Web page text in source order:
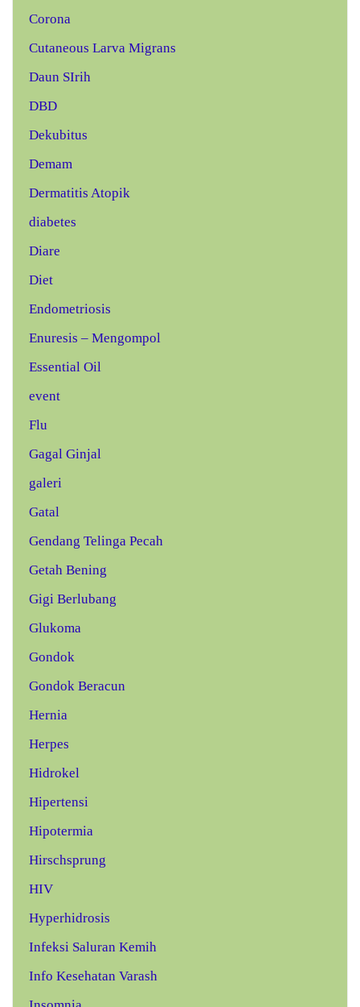
Corona
Cutaneous Larva Migrans
Daun SIrih
DBD
Dekubitus
Demam
Dermatitis Atopik
diabetes
Diare
Diet
Endometriosis
Enuresis – Mengompol
Essential Oil
event
Flu
Gagal Ginjal
galeri
Gatal
Gendang Telinga Pecah
Getah Bening
Gigi Berlubang
Glukoma
Gondok
Gondok Beracun
Hernia
Herpes
Hidrokel
Hipertensi
Hipotermia
Hirschsprung
HIV
Hyperhidrosis
Infeksi Saluran Kemih
Info Kesehatan Varash